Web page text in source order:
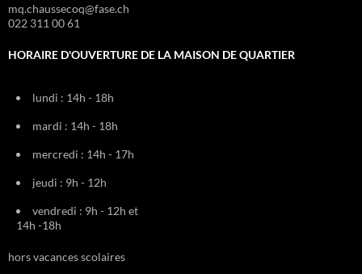
mq.chaussecoq@fase.ch
022 311 00 61
HORAIRE D'OUVERTURE DE LA MAISON DE QUARTIER
lundi : 14h - 18h
mardi : 14h - 18h
mercredi : 14h - 17h
jeudi : 9h - 12h
vendredi : 9h - 12h et
14h -18h
hors vacances scolaires